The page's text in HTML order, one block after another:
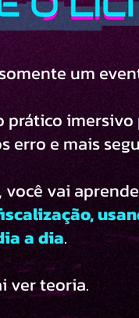
somente um
prático
erro e mais
você vai
a dia.
ver teoria.